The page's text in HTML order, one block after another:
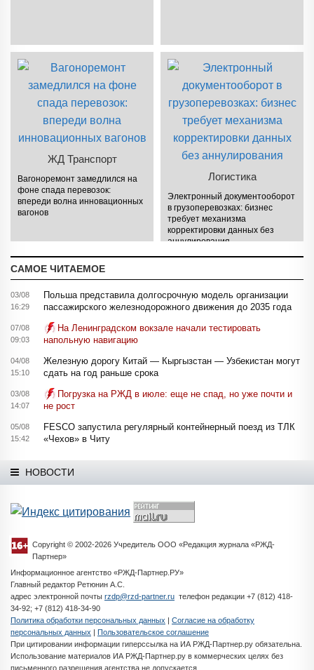
ЖД Транспорт
Вагоноремонт замедлился на
фоне спада перевозок:
впереди волна инновационных
вагонов
Логистика
Электронный документооборот
в грузоперевозках: бизнес
требует механизма
корректировки данных без
аннулирования
САМОЕ ЧИТАЕМОЕ
03/08
16:29
Польша представила долгосрочную модель организации
пассажирского железнодорожного движения до 2035 года
07/08
09:03
На Ленинградском вокзале начали тестировать
напольную навигацию
04/08
15:10
Железную дорогу Китай — Кыргызстан — Узбекистан могут
сдать на год раньше срока
03/08
14:07
Погрузка на РЖД в июле: еще не спад, но уже почти и
не рост
05/08
15:42
FESCO запустила регулярный контейнерный поезд из ТЛК
«Чехов» в Читу
НОВОСТИ
Copyright © 2002-2026 Учредитель ООО «Редакция журнала «РЖД-
Партнер»
Информационное агентство «РЖД-Партнер.РУ»
Главный редактор Ретюнин А.С.
адрес электронной почты rzdp@rzd-partner.ru телефон редакции +7 (812) 418-
34-92; +7 (812) 418-34-90
Политика обработки персональных данных | Согласие на обработку
персональных данных | Пользовательское соглашение
При цитировании информации гиперссылка на ИА РЖД-Партнер.ру обязательна.
Использование материалов ИА РЖД-Партнер.ру в коммерческих целях без
письменного разрешения агентства не допускается.